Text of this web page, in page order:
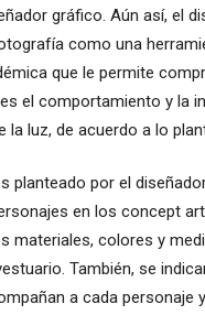
gráfico. Aún así, el
como una
que le permite
el comportamiento y la
la luz, de acuerdo a lo
planteado por el
en los concept
materiales, colores y
También, se
a cada personaje